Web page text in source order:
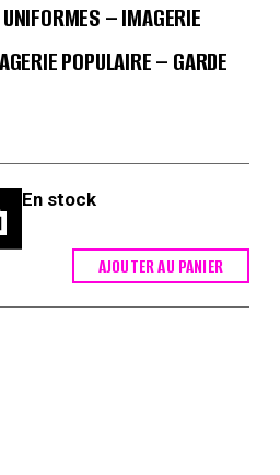
– IMAGERIE
POPULAIRE – GARDE
En stock
AJOUTER AU PANIER